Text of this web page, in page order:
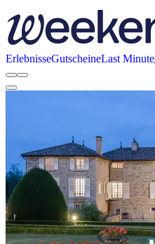
ErlebnisseGutscheineLast Minute